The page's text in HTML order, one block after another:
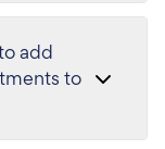
add
to